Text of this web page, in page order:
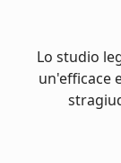
Lo studio
un'efficace